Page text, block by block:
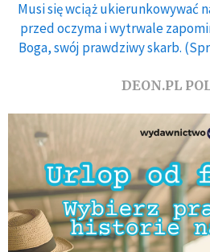
Musi się wciąż ukierunkowywać
przed oczyma i wytrwale
Boga, swój prawdziwy skarb.
DEON.PL